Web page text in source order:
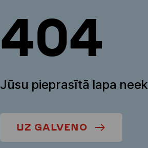
404
Jūsu pieprasītā lapa
UZ GALVENO